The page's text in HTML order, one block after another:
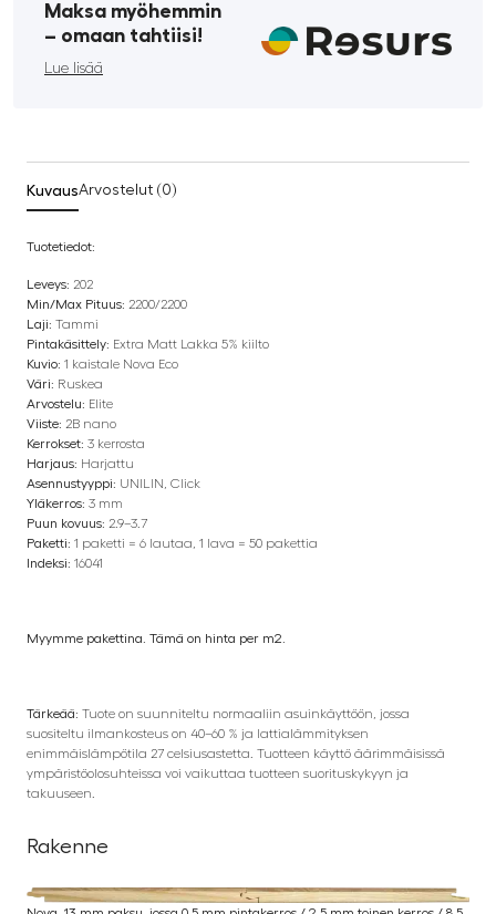
Maksa myöhemmin
­– omaan tahtiisi!
Lue lisää
KuvausArvostelut (0)
Tuotetiedot:
Leveys: 202
Min/Max Pituus: 2200/2200
Laji: Tammi
Pintakäsittely: Extra Matt Lakka 5% kiilto
Kuvio: 1 kaistale Nova Eco
Väri: Ruskea
Arvostelu: Elite
Viiste: 2B nano
Kerrokset: 3 kerrosta
Harjaus: Harjattu
Asennustyyppi: UNILIN, Click
Yläkerros: 3 mm
Puun kovuus: 2.9–3.7
Paketti: 1 paketti = 6 lautaa, 1 lava = 50 pakettia
Indeksi: 16041
Myymme pakettina. Tämä on hinta per m2.
Tärkeää: Tuote on suunniteltu normaaliin asuinkäyttöön, jossa
suositeltu ilmankosteus on 40–60 % ja lattialämmityksen
enimmäislämpötila 27 celsiusastetta. Tuotteen käyttö äärimmäisissä
ympäristöolosuhteissa voi vaikuttaa tuotteen suorituskykyyn ja
takuuseen.
Rakenne